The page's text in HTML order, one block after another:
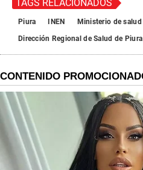
TAGS RELACIONADOS
Piura INEN
Ministerio de salud
Dirección Regional de Salud de Piura